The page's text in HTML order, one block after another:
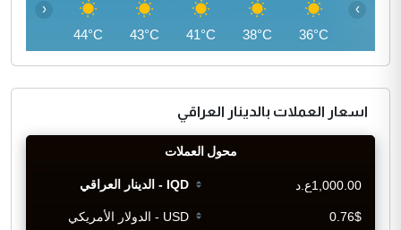
36°C
38°C
41°C
43°C
44°C
‹ ›
اسعار العملات بالدينار العراقي